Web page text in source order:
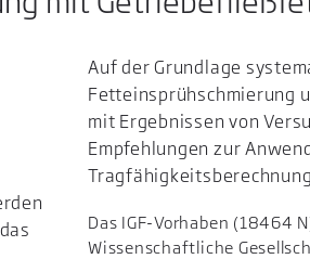
Auf der Grundlage
Fetteinsprühschmierung
mit Ergebnissen von
Empfehlungen zur
Das IGF-Vorhaben (18464
Wissenschaftliche